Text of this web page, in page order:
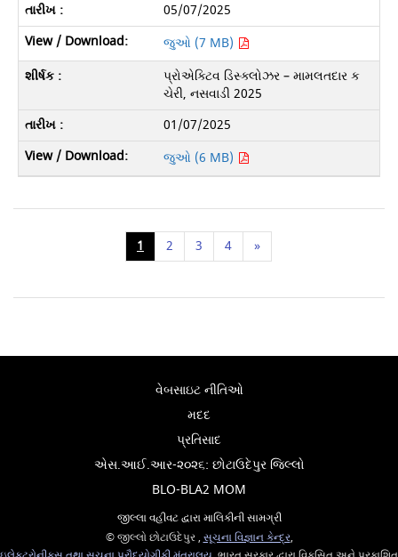
05/07/2025
જુઓ (7 MB)
પ્રોએક્ટિવ ડિસ્ક્લોઝર – મામલતદાર ક
ચેરી, નસવાડી 2025
01/07/2025
જુઓ (6 MB)
1 2 3 4 »
વેબસાઇટ નીતિઓ
મદદ
પ્રતિસાદ
એસ.આઈ.આર-૨૦૨૬: છોટાઉદેપુર જિલ્લો
BLO-BLA2 MOM
જીલ્લા વહીવટ દ્વારા માલિકીની સામગ્રી
© જીલ્લો છોટાઉદેપુર , સૂચના વિજ્ઞાન કેન્દ્ર,